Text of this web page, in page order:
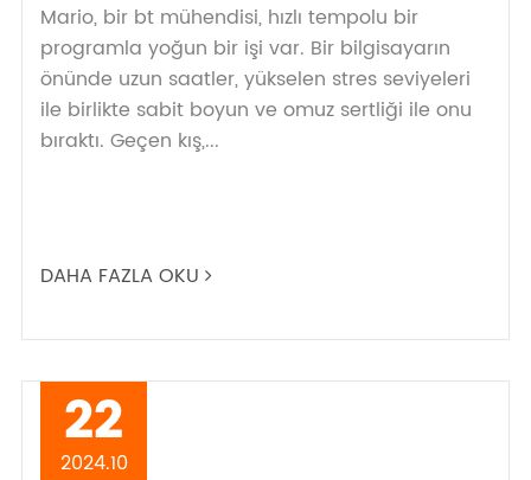
Mario, bir bt mühendisi, hızlı tempolu bir
programla yoğun bir işi var. Bir bilgisayarın
önünde uzun saatler, yükselen stres seviyeleri
ile birlikte sabit boyun ve omuz sertliği ile onu
bıraktı. Geçen kış,...
DAHA FAZLA OKU
22
2024.10